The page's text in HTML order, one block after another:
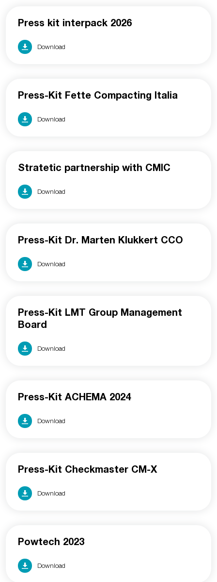
Press kit interpack 2026
Download
Press-Kit Fette Compacting Italia
Download
Stratetic partnership with CMIC
Download
Press-Kit Dr. Marten Klukkert CCO
Download
Press-Kit LMT Group Management
Board
Download
Press-Kit ACHEMA 2024
Download
Press-Kit Checkmaster CM-X
Download
Powtech 2023
Download